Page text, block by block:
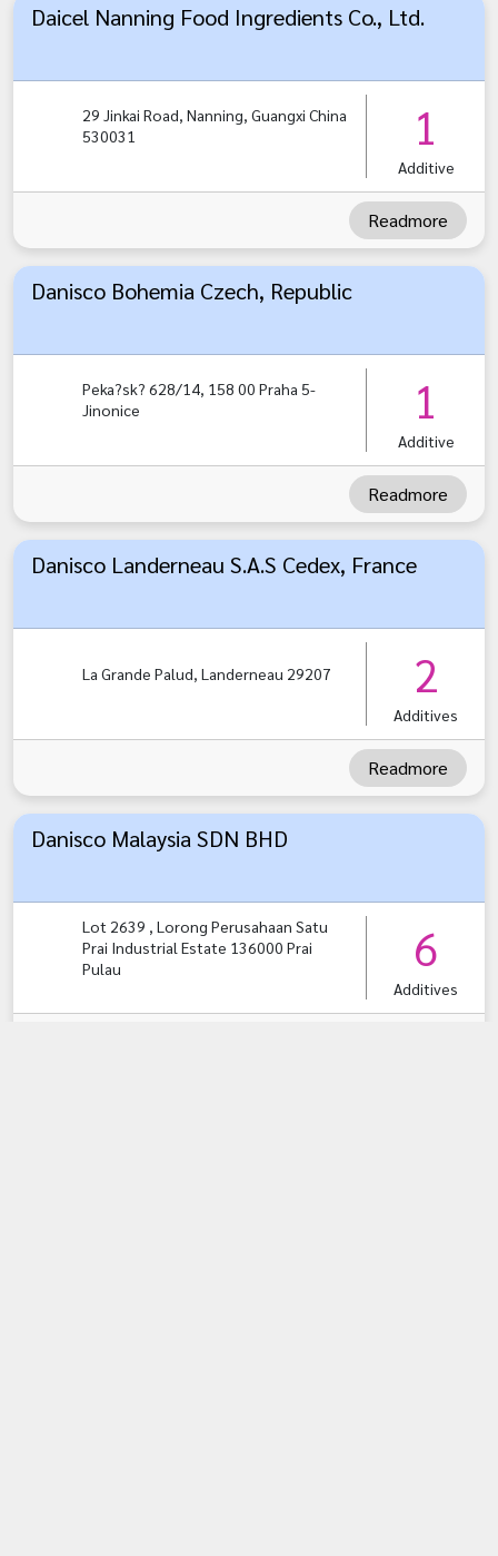
Daicel Nanning Food Ingredients Co., Ltd.
29 Jinkai Road, Nanning, Guangxi China
530031
1
Additive
Readmore
Danisco Bohemia Czech, Republic
Peka?sk? 628/14, 158 00 Praha 5-
Jinonice
1
Additive
Readmore
Danisco Landerneau S.A.S Cedex, France
La Grande Palud, Landerneau 29207 2
Additives
Readmore
Danisco Malaysia SDN BHD
Lot 2639 , Lorong Perusahaan Satu
Prai Industrial Estate 136000 Prai
Pulau
6
Additives